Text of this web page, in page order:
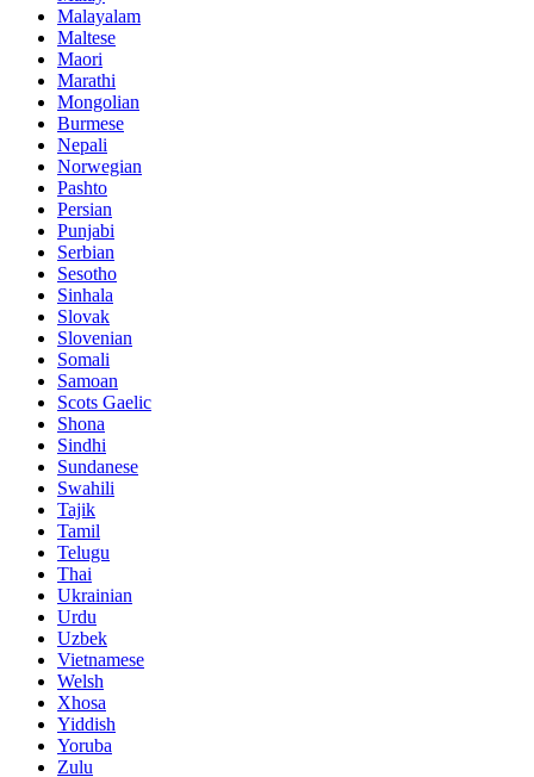
Malayalam
Maltese
Maori
Marathi
Mongolian
Burmese
Nepali
Norwegian
Pashto
Persian
Punjabi
Serbian
Sesotho
Sinhala
Slovak
Slovenian
Somali
Samoan
Scots Gaelic
Shona
Sindhi
Sundanese
Swahili
Tajik
Tamil
Telugu
Thai
Ukrainian
Urdu
Uzbek
Vietnamese
Welsh
Xhosa
Yiddish
Yoruba
Zulu